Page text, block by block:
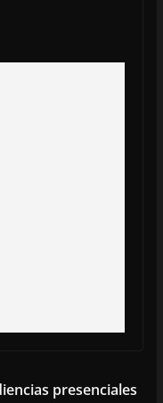
presenciales